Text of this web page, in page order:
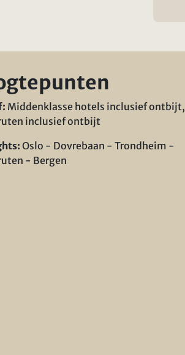
Middenklasse hotels inclusief ontbijt,
inclusief ontbijt
Oslo - Dovrebaan - Trondheim -
- Bergen